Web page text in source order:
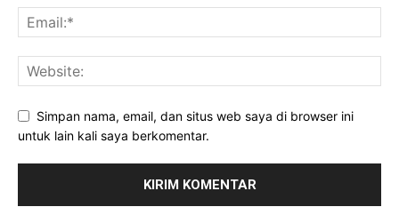
Simpan nama, email, dan situs web saya di browser ini
untuk lain kali saya berkomentar.